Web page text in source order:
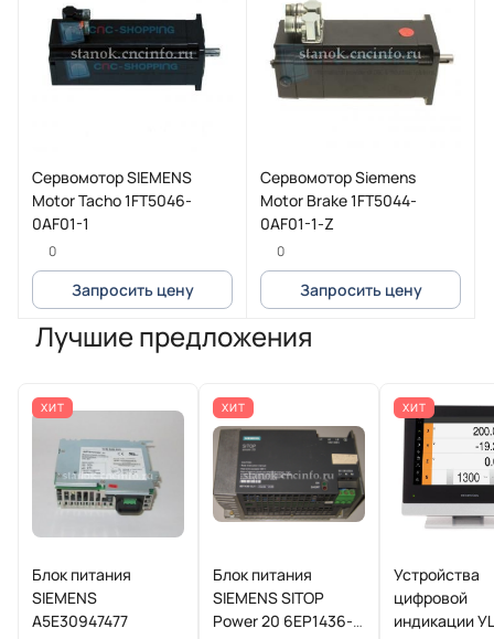
Сервомотор SIEMENS
Motor Tacho 1FT5046-
0AF01-1
0
Запросить цену
Сервомотор Siemens
Motor Brake 1FT5044-
0AF01-1-Z
0
Запросить цену
Лучшие предложения
ХИТ
Блок питания
SIEMENS
A5E30947477
ХИТ
Блок питания
SIEMENS SITOP
Power 20 6EP1436-
ХИТ
Устройства
цифровой
индикации